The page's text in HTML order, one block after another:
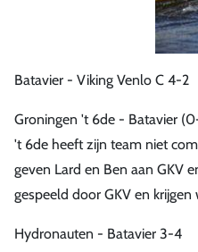
Batavier - Viking Venlo C 4-2
Groningen 't 6de - Batavier
't 6de heeft zijn team niet
geven Lard en Ben aan GKV
gespeeld door GKV en
Hydronauten - Batavier 3-4